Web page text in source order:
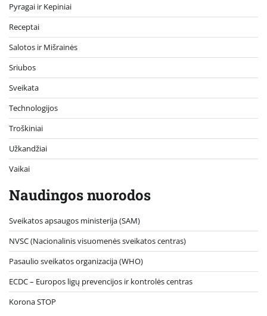
Pyragai ir Kepiniai
Receptai
Salotos ir Mišrainės
Sriubos
Sveikata
Technologijos
Troškiniai
Užkandžiai
Vaikai
Naudingos nuorodos
Sveikatos apsaugos ministerija (SAM)
NVSC (Nacionalinis visuomenės sveikatos centras)
Pasaulio sveikatos organizacija (WHO)
ECDC – Europos ligų prevencijos ir kontrolės centras
Korona STOP